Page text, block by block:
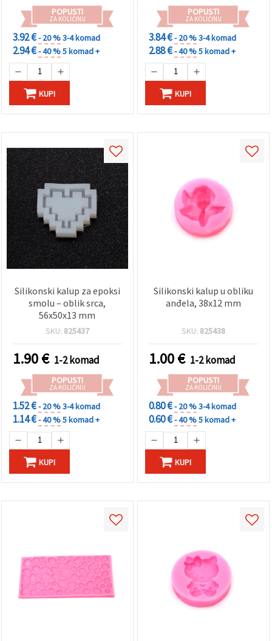
POPUSTI
ZA KOLIČINU
3.92 €- 20 %3-4 komad
2.94 €- 40 %5 komad +
KUPI
POPUSTI
ZA KOLIČINU
3.84 €- 20 %3-4 komad
2.88 €- 40 %5 komad +
KUPI
Silikonski kalup za epoksi
smolu – oblik srca,
56x50x13 mm
SKU: 825437
1.90€ 1-2 komad
POPUSTI
ZA KOLIČINU
1.52 €- 20 %3-4 komad
1.14 €- 40 %5 komad +
KUPI
Silikonski kalup u obliku
anđela, 38x12 mm
SKU: 825438
1.00€ 1-2 komad
POPUSTI
ZA KOLIČINU
0.80 €- 20 %3-4 komad
0.60 €- 40 %5 komad +
KUPI